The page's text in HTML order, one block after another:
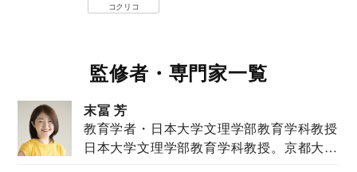
コクリコ
監修者・専門家一覧
末冨 芳
教育学者・日本大学文理学部教育学科教授
日本大学文理学部教育学科教授。京都大学